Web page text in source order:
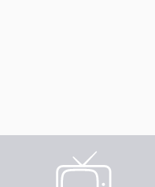
วิทยา ตะลุยโจทย์ เป็นคอร์สเ
ข้อสอบแข่งขันในสนามสอบต่า